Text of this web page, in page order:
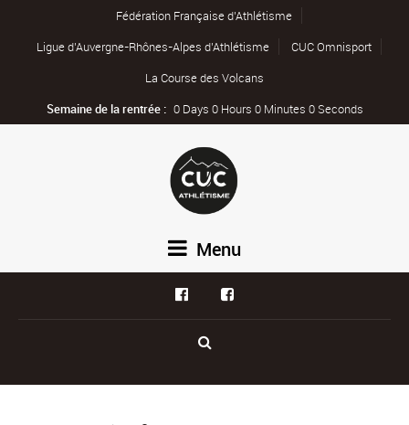
Fédération Française d’Athlétisme
Ligue d’Auvergne-Rhônes-Alpes d’Athlétisme
CUC Omnisport
La Course des Volcans
Semaine de la rentrée : 0 Days 0 Hours 0 Minutes 0 Seconds
Menu